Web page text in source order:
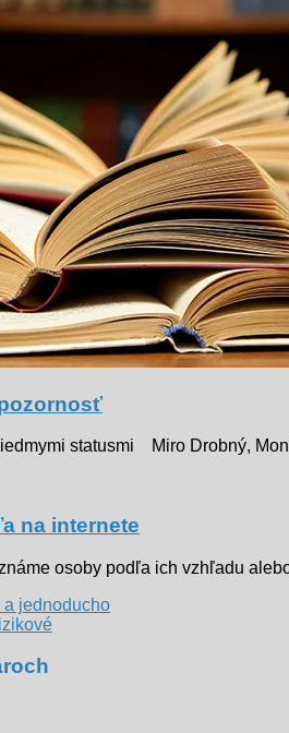
statusmi Miro Drobný,
na internete
osoby podľa ich vzhľadu
jednoducho